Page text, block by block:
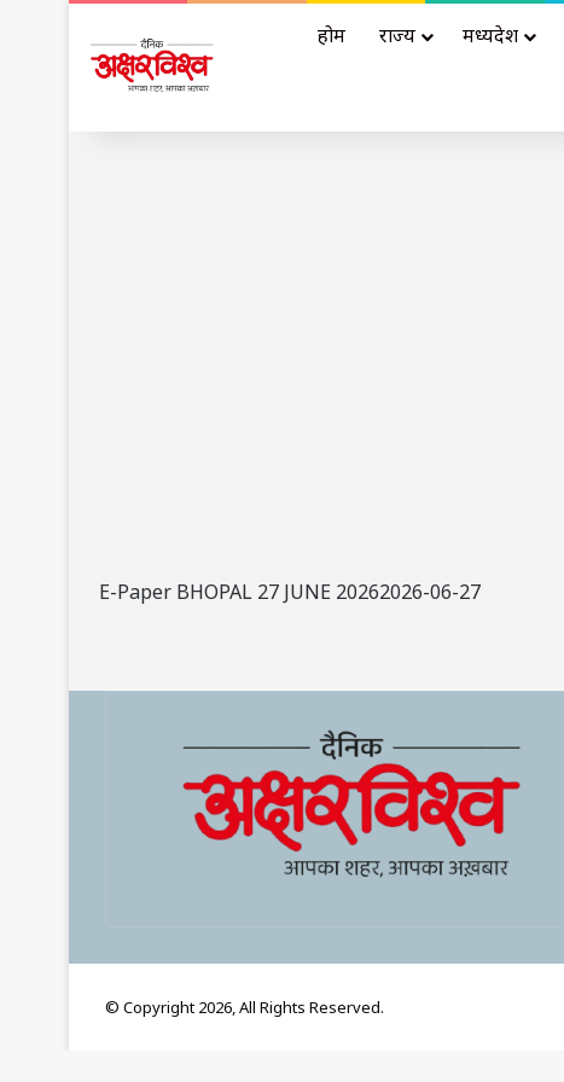
होम राज्य मध्यप्रदेश
E-Paper BHOPAL 27 JUNE 20262026-06-27
© Copyright 2026, All Rights Reserved.